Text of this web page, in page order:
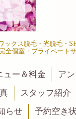
クス脱毛・光脱毛・
個室・プライベート
ュー＆料金
ア
スタッフ紹介
らせ 予約空き